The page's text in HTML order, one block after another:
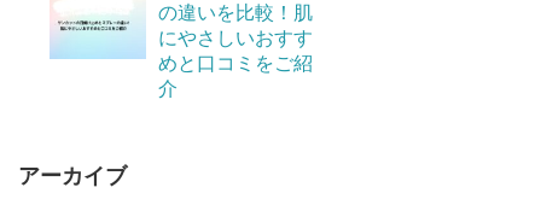
の違いを比較！肌
にやさしいおすす
めと口コミをご紹
介
アーカイブ